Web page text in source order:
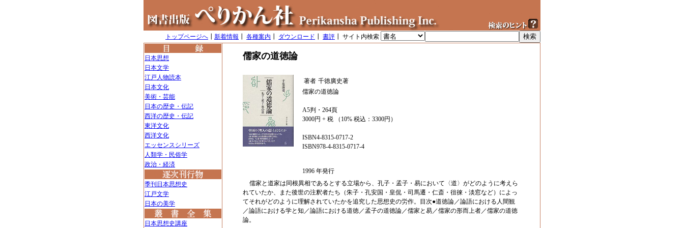
トップページへ 新着情報 各種案内 ダウンロード 書評 ┃ サイト内検索
日本思想
日本文学
江戸人物読本
日本文化
美術・芸能
日本の歴史・伝記
西洋の歴史・伝記
東洋文化
西洋文化
エッセンスシリーズ
人類学・民俗学
政治・経済
季刊日本思想史
江戸文学
日本の美学
日本思想史講座
儒家の道徳論
著者 千徳廣史著
儒家の道徳論
A5判・264頁
3000円 + 税 （10% 税込：3300円）
ISBN4-8315-0717-2
ISBN978-4-8315-0717-4
1996 年発行
儒家と道家は同根異相であるとする立場から、孔子・孟子・易において〈道〉がどのように考えら
れていたか、また後世の注釈者たち（朱子・孔安国・皇侃・司馬遷・仁斎・徂徠・淡窓など）によっ
てそれがどのように理解されていたかを追究した思想史の労作。目次●道徳論／論語における人間観
／論語における学と知／論語における道徳／孟子の道徳論／儒家と易／儒家の形而上者／儒家の道徳
論。